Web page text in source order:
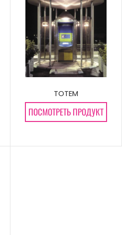
TOTEM
ПОСМОТРЕТЬ ПРОДУКТ